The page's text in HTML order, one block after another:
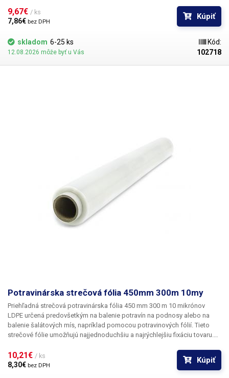
priehľadnosti zachovávajú vzhľad balených potravín a chránia ich pred
vysychaním a rýchlou oxidáciou. Tieto potravinárske fólie nie je potrebné
Fólie sa vyrábajú v Českej republike a
majú potravinársky certifikát(na
požiadanie).
9,67€ / ks
7,86€ bez DPH
Kúpiť
skladom 6-25 ks
12.08.2026 môže byť u Vás
Kód:
102718
Potravinárska strečová fólia 450mm 300m 10my
Priehľadná strečová potravinárska fólia 450 mm 300 m 10 mikrónov
LDPE určená predovšetkým na balenie potravín na podnosy alebo na
balenie šalátových mís, napríklad pomocou potravinových fólií. Tieto
strečové fólie umožňujú najjednoduchšiu a najrýchlejšiu fixáciu tovaru.
dokonalej priehľadnosti zachovávajú vzhľad balených potravín a chránia
ich pred vysychaním a rýchlou oxidáciou. Tieto potravinárske fólie nie je
10,21€ / ks
8,30€ bez DPH
Kúpiť